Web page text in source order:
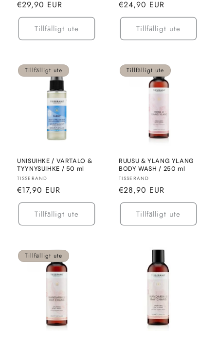
Normalt
pris
€29,90 EUR
Tillfälligt ute
Normalt
pris
€24,90 EUR
Tillfälligt ute
Tillfälligt ute
UNISUIHKE / VARTALO &
TYYNYSUIHKE / 50 ml
Säljare:
TISSERAND
Normalt
pris
€17,90 EUR
Tillfälligt ute
Tillfälligt ute
RUUSU & YLANG YLANG
BODY WASH / 250 ml
Säljare:
TISSERAND
Normalt
pris
€28,90 EUR
Tillfälligt ute
Tillfälligt ute